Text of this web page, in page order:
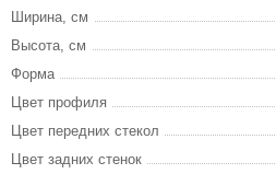
Ширина, см
Высота, см
Форма
Цвет профиля
Цвет передних стекол
Цвет задних стенок